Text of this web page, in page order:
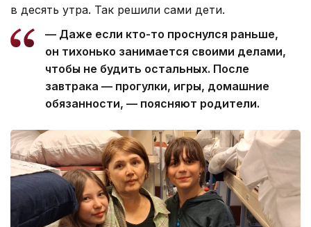
в десять утра. Так решили сами дети.
— Даже если кто-то проснулся раньше,
он тихонько занимается своими делами,
чтобы не будить остальных. После
завтрака — прогулки, игры, домашние
обязанности, — поясняют родители.